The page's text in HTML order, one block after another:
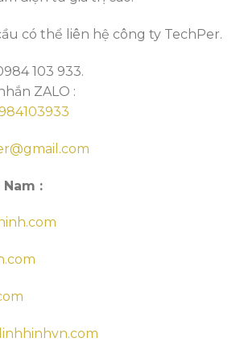
có thể liên hệ công ty TechPer.
103 933.
ZALO :
: